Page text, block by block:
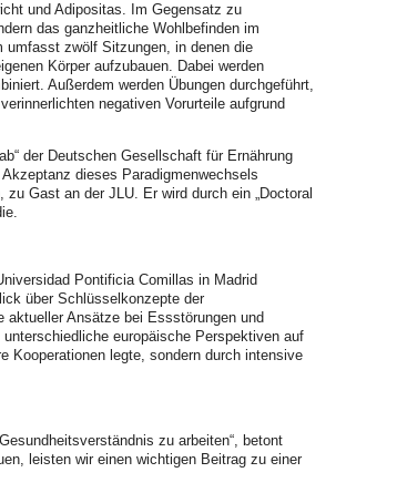
und Adipositas. Im Gegensatz zu
das ganzheitliche Wohlbefinden im
umfasst zwölf Sitzungen, in denen die
Körper aufzubauen. Dabei werden
Außerdem werden Übungen durchgeführt,
negativen Vorurteile aufgrund
der Deutschen Gesellschaft für Ernährung
dieses Paradigmenwechsels
Gast an der JLU. Er wird durch ein „Doctoral
Pontificia Comillas in Madrid
über Schlüsselkonzepte der
aktueller Ansätze bei Essstörungen und
europäische Perspektiven auf
Kooperationen legte, sondern durch intensive
zu arbeiten“, betont
leisten wir einen wichtigen Beitrag zu einer